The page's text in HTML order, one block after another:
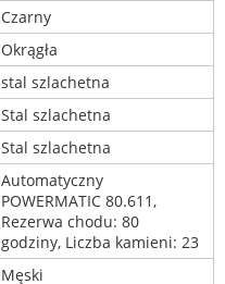
Czarny
Okrągła
stal szlachetna
Stal szlachetna
Stal szlachetna
Automatyczny
POWERMATIC 80.611,
Rezerwa chodu: 80
godziny, Liczba kamieni: 23
Męski